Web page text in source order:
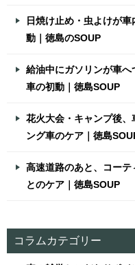
日焼け止め・虫よけが
動｜徳島のSOUP
給油中にガソリンが車
車の初動｜徳島SOUP
花火大会・キャンプ後
ング車のケア｜徳島
高速道路のあと、コー
とのケア｜徳島SOUP
コラムカテゴリー